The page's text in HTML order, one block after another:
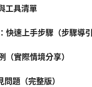
工具清單
快速上手步驟（步驟導引
（實際情境分享）
題（完整版）